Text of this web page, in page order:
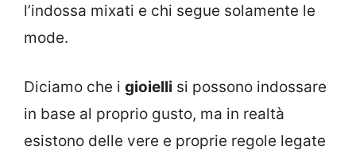
l’indossa mixati e chi segue solamente le
mode.
Diciamo che i gioielli si possono indossare
in base al proprio gusto, ma in realtà
esistono delle vere e proprie regole legate